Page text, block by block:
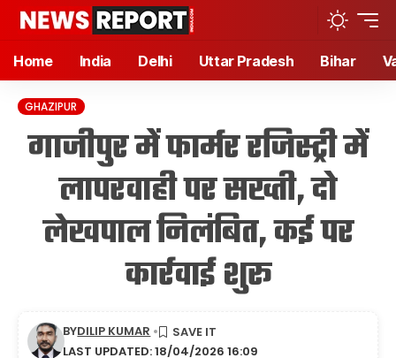
Home India Delhi Uttar Pradesh Bihar
GHAZIPUR
गाजीपुर में फार्मर रजिस्ट्री में
लापरवाही पर सख्ती, दो
लेखपाल निलंबित, कई पर
कार्रवाई शुरू
LAST UPDATED: 18/04/2026 16:09
BYDILIP KUMAR